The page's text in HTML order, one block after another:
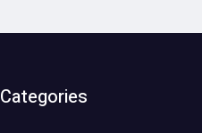
Categories